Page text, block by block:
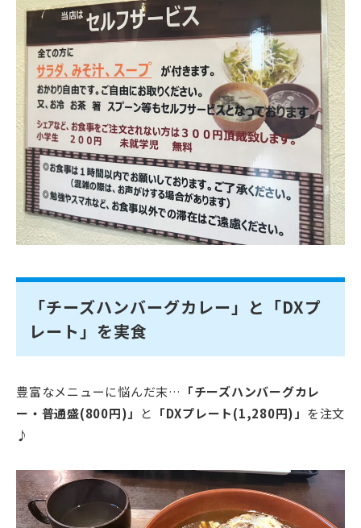
「チーズハンバーグカレー」と「DXプ
レート」を実食
豊富なメニューに悩んだ末… 「チーズハンバーグカレ
ー・普通盛(800円)」
と 「DXプレート(1,280円)」 を注文
♪